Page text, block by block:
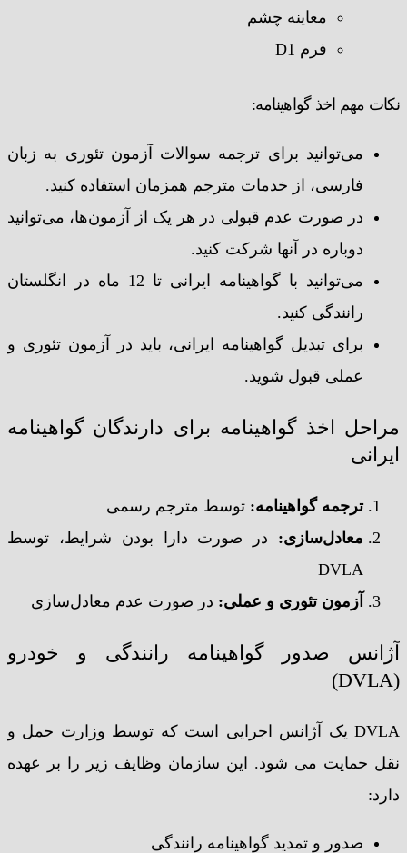
معاینه چشم
فرم D1
نکات مهم اخذ گواهینامه:
می‌توانید برای ترجمه سوالات آزمون تئوری به زبان
فارسی، از خدمات مترجم همزمان استفاده کنید.
در صورت عدم قبولی در هر یک از آزمون‌ها، می‌توانید
دوباره در آنها شرکت کنید.
می‌توانید با گواهینامه ایرانی تا 12 ماه در انگلستان
رانندگی کنید.
برای تبدیل گواهینامه ایرانی، باید در آزمون تئوری و
عملی قبول شوید.
مراحل اخذ گواهینامه برای دارندگان گواهینامه
ایرانی
ترجمه گواهینامه: توسط مترجم رسمی
معادل‌سازی: در صورت دارا بودن شرایط، توسط
DVLA
آزمون تئوری و عملی: در صورت عدم معادل‌سازی
آژانس صدور گواهینامه رانندگی و خودرو
(DVLA)
DVLA یک آژانس اجرایی است که توسط وزارت حمل و
نقل حمایت می شود. این سازمان وظایف زیر را بر عهده
دارد:
صدور و تمدید گواهینامه رانندگی